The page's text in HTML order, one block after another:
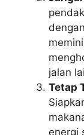
jalan
Tetap
energi